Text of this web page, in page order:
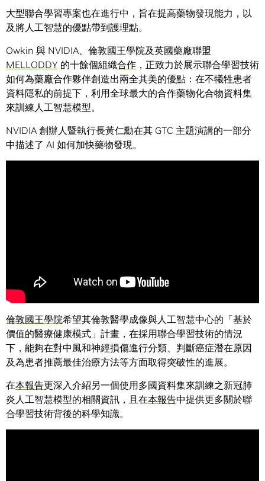
大型聯合學習專案也在進行中，旨在提高藥物發現能力，以
及將人工智慧的優點帶到護理點。
Owkin 與 NVIDIA、倫敦國王學院及英國藥廠聯盟
MELLODDY 的十餘個組織合作 ，正致力於展示聯合學習技術
如何為藥廠合作夥伴創造出兩全其美的優點：在不犧牲患者
資料隱私的前提下，利用全球最大的合作藥物化合物資料集
來訓練人工智慧模型。
NVIDIA 創辦人暨執行長黃仁勳在其 GTC 主題演講的一部分
中描述了 AI 如何加快藥物發現。
倫敦國王學院希望其倫敦醫學成像與人工智慧中心的「基於
價值的醫療健康模式」計畫，在採用聯合學習技術的情況
下，能夠在對中風和神經損傷進行分類、判斷癌症潛在原因
及為患者推薦最佳治療方法等方面取得突破性的進展。
在本報告更深入介紹另一個使用多國資料集來訓練之新冠肺
炎人工智慧模型的相關資訊，且在本報告中提供更多關於聯
合學習技術背後的科學知識。